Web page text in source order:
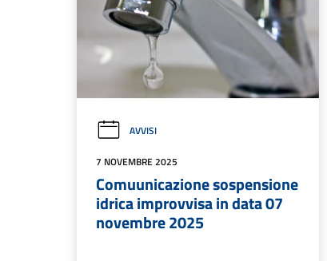
AVVISI
7 NOVEMBRE 2025
Comuunicazione sospensione
idrica improvvisa in data 07
novembre 2025